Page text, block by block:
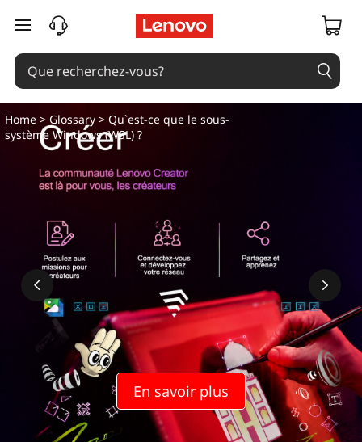
passer au contenu principal
En savoir plus
Home >Glossary > Qu`est-ce que le sous-
système Windows (WSL) ?